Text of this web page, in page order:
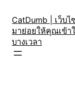
content
CatDumb | เว็บ
มาย่อยให้คุณเข้า
บางเวลา